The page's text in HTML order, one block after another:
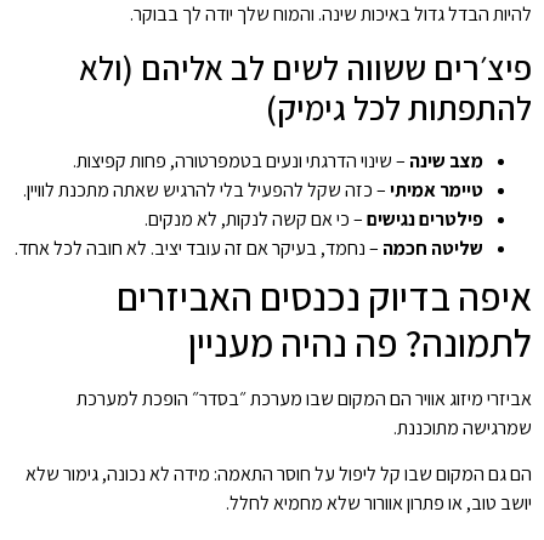
להיות הבדל גדול באיכות שינה. והמוח שלך יודה לך בבוקר.
פיצ׳רים ששווה לשים לב אליהם (ולא
להתפתות לכל גימיק)
מצב שינה – שינוי הדרגתי ונעים בטמפרטורה, פחות קפיצות.
טיימר אמיתי– כזה שקל להפעיל בלי להרגיש שאתה מתכנת לוויין.
פילטרים נגישים– כי אם קשה לנקות, לא מנקים.
שליטה חכמה – נחמד, בעיקר אם זה עובד יציב. לא חובה לכל אחד.
איפה בדיוק נכנסים האביזרים
לתמונה? פה נהיה מעניין
אביזרי מיזוג אוויר הם המקום שבו מערכת ״בסדר״ הופכת למערכת
שמרגישה מתוכננת.
הם גם המקום שבו קל ליפול על חוסר התאמה: מידה לא נכונה, גימור שלא
יושב טוב, או פתרון אוורור שלא מחמיא לחלל.